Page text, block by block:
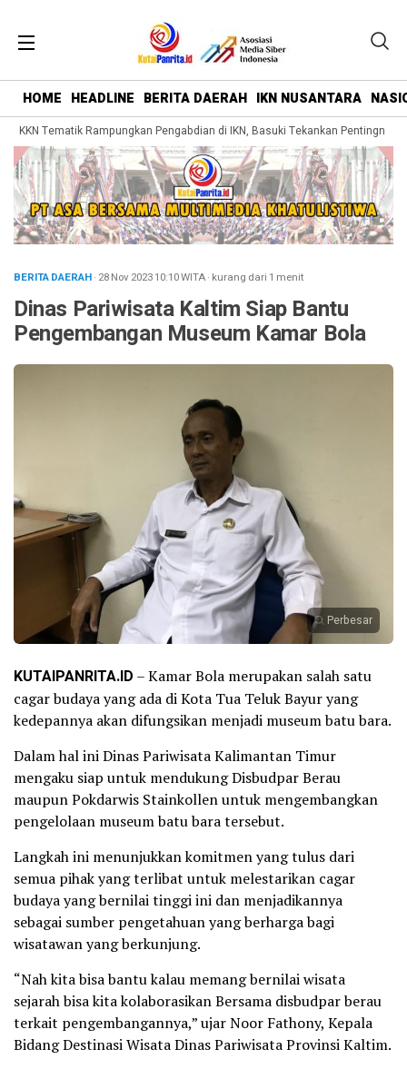
HOME HEADLINE BERITA DAERAH IKN NUSANTARA
KKN Tematik Rampungkan Pengabdian di IKN, Basuki Tekankan Pentingnya
BERITA DAERAH· 28 Nov 202310:10WITA· kurang dari 1 menit
Dinas Pariwisata Kaltim Siap Bantu
Pengembangan Museum Kamar Bola
Perbesar
KUTAIPANRITA.ID – Kamar Bola merupakan salah satu
cagar budaya yang ada di Kota Tua Teluk Bayur yang
kedepannya akan difungsikan menjadi museum batu bara.
Dalam hal ini Dinas Pariwisata Kalimantan Timur
mengaku siap untuk mendukung Disbudpar Berau
maupun Pokdarwis Stainkollen untuk mengembangkan
pengelolaan museum batu bara tersebut.
Langkah ini menunjukkan komitmen yang tulus dari
semua pihak yang terlibat untuk melestarikan cagar
budaya yang bernilai tinggi ini dan menjadikannya
sebagai sumber pengetahuan yang berharga bagi
wisatawan yang berkunjung.
“Nah kita bisa bantu kalau memang bernilai wisata
sejarah bisa kita kolaborasikan Bersama disbudpar berau
terkait pengembangannya,” ujar Noor Fathony, Kepala
Bidang Destinasi Wisata Dinas Pariwisata Provinsi Kaltim.